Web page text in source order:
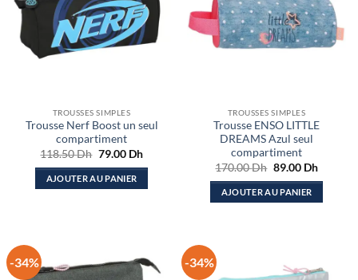
TROUSSES SIMPLES
Trousse Nerf Boost un seul
compartiment
118.50Dh Le
initial
était :
79.00 DhLe
actuel
AJOUTER AU PANIER
TROUSSES SIMPLES
Trousse ENSO LITTLE
DREAMS Azul seul
compartiment
170.00Dh Le
initial
était :
89.00 DhLe
actuel
AJOUTER AU PANIER
-34% -34%